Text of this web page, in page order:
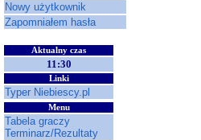
Nowy użytkownik
Zapomniałem hasła
Aktualny czas
11:30
Linki
Typer Niebiescy.pl
Menu
Tabela graczy
Terminarz/Rezultaty